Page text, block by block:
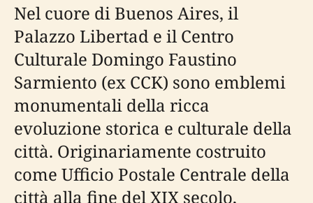
Nel cuore di Buenos Aires, il
Palazzo Libertad e il Centro
Culturale Domingo Faustino
Sarmiento (ex CCK) sono emblemi
monumentali della ricca
evoluzione storica e culturale della
città. Originariamente costruito
come Ufficio Postale Centrale della
città alla fine del XIX secolo,